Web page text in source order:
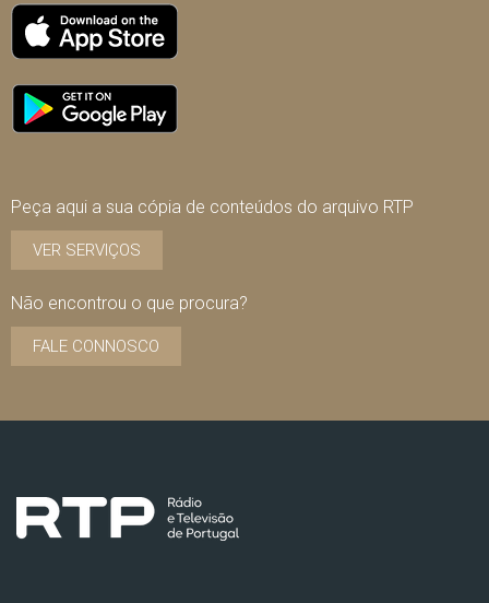
Peça aqui a sua cópia de conteúdos do arquivo RTP
VER SERVIÇOS
Não encontrou o que procura?
FALE CONNOSCO